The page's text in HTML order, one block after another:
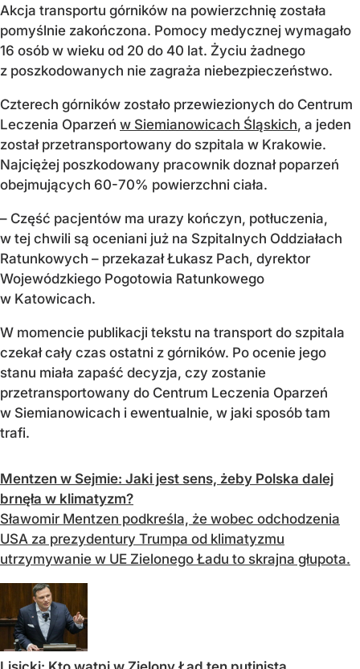
Akcja transportu górników na powierzchnię została
pomyślnie zakończona. Pomocy medycznej wymagało
16 osób w wieku od 20 do 40 lat. Życiu żadnego
z poszkodowanych nie zagraża niebezpieczeństwo.
Czterech górników zostało przewiezionych do Centrum
Leczenia Oparzeń w Siemianowicach Śląskich, a jeden
został przetransportowany do szpitala w Krakowie.
Najciężej poszkodowany pracownik doznał poparzeń
obejmujących 60-70% powierzchni ciała.
– Część pacjentów ma urazy kończyn, potłuczenia,
w tej chwili są oceniani już na Szpitalnych Oddziałach
Ratunkowych – przekazał Łukasz Pach, dyrektor
Wojewódzkiego Pogotowia Ratunkowego
w Katowicach.
W momencie publikacji tekstu na transport do szpitala
czekał cały czas ostatni z górników. Po ocenie jego
stanu miała zapaść decyzja, czy zostanie
przetransportowany do Centrum Leczenia Oparzeń
w Siemianowicach i ewentualnie, w jaki sposób tam
trafi.
Mentzen w Sejmie: Jaki jest sens, żeby Polska dalej
brnęła w klimatyzm?
Sławomir Mentzen podkreśla, że wobec odchodzenia
USA za prezydentury Trumpa od klimatyzmu
utrzymywanie w UE Zielonego Ładu to skrajna głupota.